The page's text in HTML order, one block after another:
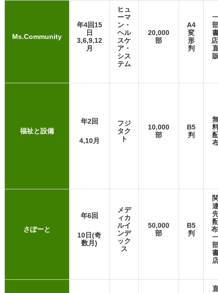
Ms.Community
年4回15
日
3,6,9,12
月
ヒュ
ーマ
ン・
ヘル
スケ
ア・
シス
テム
20,000
部
A4
変
形
判
福祉と設備
年2回
4,10月
フジ
タク
ト
10,000
部
B5
判
さぽーと
年6回
10日(奇
数月)
メデ
ィカ
ルイ
ンデ
ック
ス
50,000
部
B5
判